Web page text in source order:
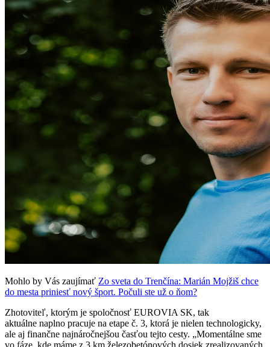
Mohlo by Vás zaujímať Zo sveta do Trenčína: Marián Mojžiš chce
do mesta priniesť nový šport. Počuli ste už o ňom?
Zhotoviteľ, ktorým je spoločnosť EUROVIA SK, tak
aktuálne naplno pracuje na etape č. 3, ktorá je nielen technologicky,
ale aj finančne najnáročnejšou časťou tejto cesty. „Momentálne sme